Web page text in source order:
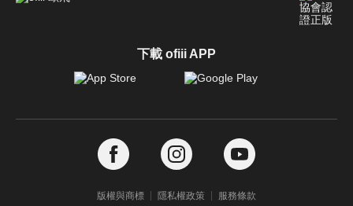
下載 ofiii APP
版權與商標 隱私權政策 服務條款